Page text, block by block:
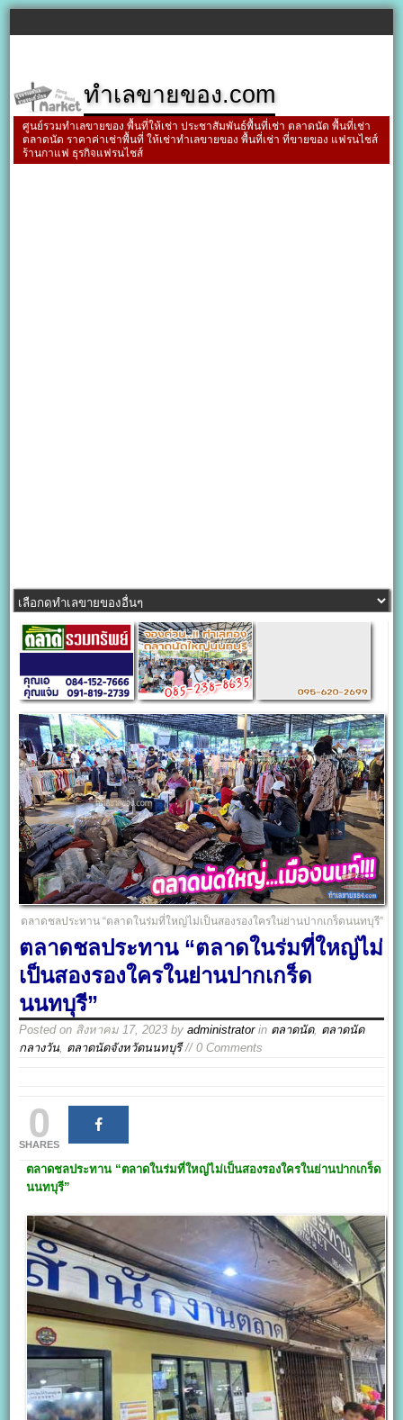
ทำเลขายของ.com
ศูนย์รวมทำเลขายของ พื้นที่ให้เช่า ประชาสัมพันธ์พื้นที่เช่า ตลาดนัด พื้นที่เช่า
ตลาดนัด ราคาค่าเช่าพื้นที่ ให้เช่าทำเลขายของ พื้นที่เช่า ที่ขายของ แฟรนไชส์
ร้านกาแฟ ธุรกิจแฟรนไชส์
ตลาดชลประทาน “ตลาดในร่มที่ใหญ่ไม่เป็นสองรองใครในย่านปากเกร็ดนนทบุรี”
ตลาดชลประทาน “ตลาดในร่มที่ใหญ่ไม่
เป็นสองรองใครในย่านปากเกร็ด
นนทบุรี”
Posted on สิงหาคม 17, 2023 byadministratorin ตลาดนัด, ตลาดนัด
กลางวัน, ตลาดนัดจังหวัดนนทบุรี// 0 Comments
0
SHARES
ตลาดชลประทาน “ตลาดในร่มที่ใหญ่ไม่เป็นสองรองใครในย่านปากเกร็ด
นนทบุรี”